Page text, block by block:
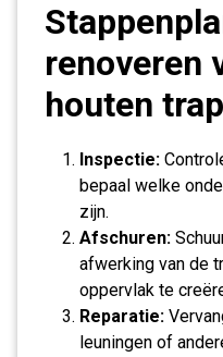
renoveren
houten trap
Inspectie:
bepaal welke
zijn.
Afschuren:
afwerking van de
oppervlak te
Reparatie:
leuningen of